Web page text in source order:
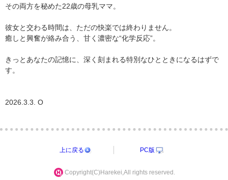
その両方を秘めた22歳の母乳ママ。
彼女と交わる時間は、ただの快楽では終わりません。
癒しと興奮が絡み合う、甘く濃密な“化学反応”。
きっとあなたの記憶に、深く刻まれる特別なひとときになるはずで
す。
2026.3.3. O
上に戻る PC版
Copyright(C)Harekei,All rights reserved.